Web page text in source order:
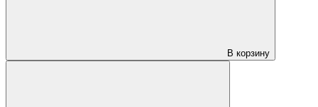
В корзину